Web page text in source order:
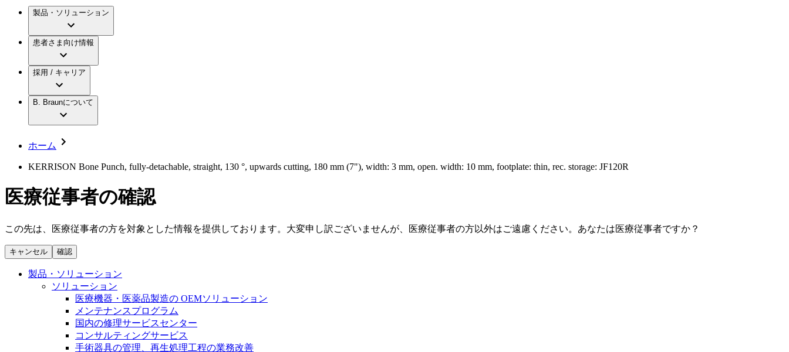
国内の修理サービスセンター
コンサルティングサービス
製品・診療領域
コンチネンスケア
輸液療法
脳神経外科
手術用鋼製器具と滅菌コンテナーシステム
パワーシステム
縫合糸 / 皮膚用接着剤
血管内塞栓術
ソリューション
腰椎椎間板ヘルニアについて
水頭症について
慢性創傷の治癒
アクトリーン ハイライト カテ
アクトリーン ハイライト セット
疾患・症状
ビー・ブラウンエースクラップ株式会社の採用情報
グローバル（B. Braunグループ）の採用情報
グローバル（B. Braunグループ）の会社概要
キャリア（B. Braunで働くということ）
グローバルの社員ストーリー
採用情報
ビジョンとバリュー
ブランド
エースクラップアカデミー
私たちの責任
サステナビリティ
お問合せフォーム
取材・撮影のお申込み
ニューススペース
会社
私たちの責任
製品・ソリューション
患者さま向け情報
採用 / キャリア
B. Braunについて
ホーム
KERRISON Bone Punch, fully-detachable, straight, 130 °, upwards cutting, 180 mm (7"), width: 3 mm, open. width: 10 mm, footplate: thin, rec. storage: JF120R
医療従事者の確認
この先は、医療従事者の方を対象とした情報を提供しております。大変申し訳ございませんが、医療従事者の方以外はご遠慮ください。あなたは医療従事者ですか？
キャンセル 確認
製品・ソリューション
ソリューション
医療機器・医薬品製造の OEMソリューション
メンテナンスプログラム
国内の修理サービスセンター
コンサルティングサービス
手術器具の管理、再生処理工程の業務改善